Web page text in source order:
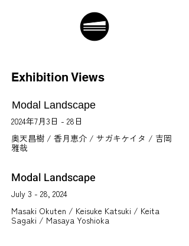
Exhibition Views
Modal Landscape
2024年7月3日 - 28日
奥天昌樹 / 香月恵介 / サガキケイタ / 吉岡
雅哉
Modal Landscape
July 3 - 28, 2024
Masaki Okuten / Keisuke Katsuki / Keita
Sagaki / Masaya Yoshioka